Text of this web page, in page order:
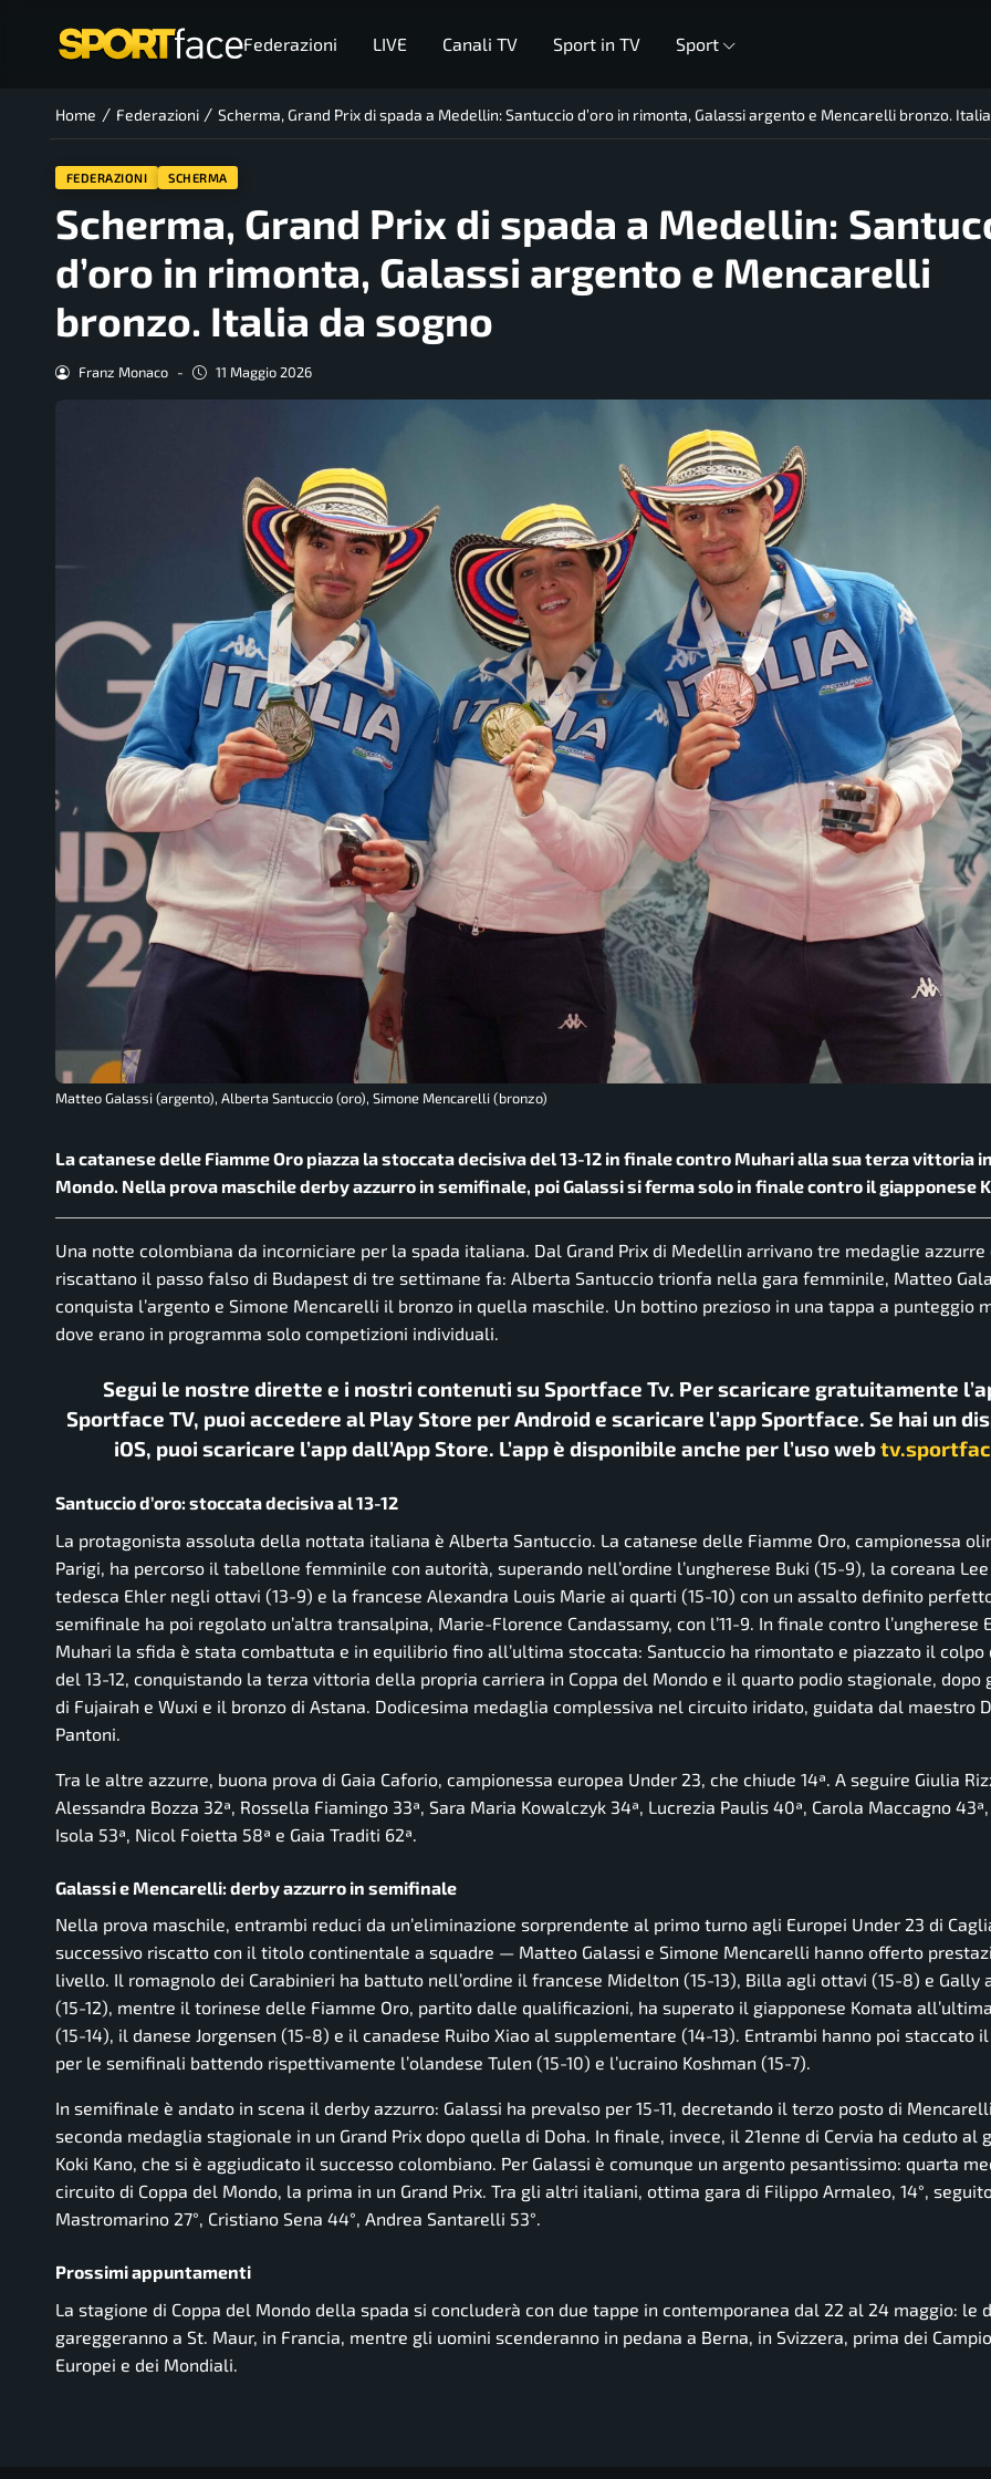
Federazioni LIVE Canali TV Sport in TV Sport
Home / Federazioni / Scherma, Grand Prix di spada a Medellin: Santuccio d’oro in rimonta, Galassi argento e Mencarelli bronzo.
FEDERAZIONI SCHERMA
Scherma, Grand Prix di spada a Medellin:
d’oro in rimonta, Galassi argento e Mencarelli
bronzo. Italia da sogno
Franz Monaco - 11 Maggio 2026
Matteo Galassi (argento), Alberta Santuccio (oro), Simone Mencarelli (bronzo)
La catanese delle Fiamme Oro piazza la stoccata decisiva del 13-12 in finale contro Muhari alla sua terza vittoria
Mondo. Nella prova maschile derby azzurro in semifinale, poi Galassi si ferma solo in finale contro il giapponese
Una notte colombiana da incorniciare per la spada italiana. Dal Grand Prix di Medellin arrivano tre medaglie azzurre
riscattano il passo falso di Budapest di tre settimane fa: Alberta Santuccio trionfa nella gara femminile, Matteo
conquista l’argento e Simone Mencarelli il bronzo in quella maschile. Un bottino prezioso in una tappa a punteggio
dove erano in programma solo competizioni individuali.
Segui le nostre dirette e i nostri contenuti su Sportface Tv. Per scaricare gratuitamente
Sportface TV, puoi accedere al Play Store per Android e scaricare l’app Sportface. Se hai un
iOS, puoi scaricare l’app dall’App Store. L’app è disponibile anche per l’uso web
Santuccio d’oro: stoccata decisiva al 13-12
La protagonista assoluta della nottata italiana è Alberta Santuccio. La catanese delle Fiamme Oro, campionessa
Parigi, ha percorso il tabellone femminile con autorità, superando nell’ordine l’ungherese Buki (15-9), la coreana Lee
tedesca Ehler negli ottavi (13-9) e la francese Alexandra Louis Marie ai quarti (15-10) con un assalto definito
semifinale ha poi regolato un’altra transalpina, Marie-Florence Candassamy, con l’11-9. In finale contro l’ungherese
Muhari la sfida è stata combattuta e in equilibrio fino all’ultima stoccata: Santuccio ha rimontato e piazzato il colpo
del 13-12, conquistando la terza vittoria della propria carriera in Coppa del Mondo e il quarto podio stagionale, dopo
di Fujairah e Wuxi e il bronzo di Astana. Dodicesima medaglia complessiva nel circuito iridato, guidata dal maestro
Pantoni.
Tra le altre azzurre, buona prova di Gaia Caforio, campionessa europea Under 23, che chiude 14ª. A seguire Giulia
Alessandra Bozza 32ª, Rossella Fiamingo 33ª, Sara Maria Kowalczyk 34ª, Lucrezia Paulis 40ª, Carola Maccagno
Isola 53ª, Nicol Foietta 58ª e Gaia Traditi 62ª.
Galassi e Mencarelli: derby azzurro in semifinale
Nella prova maschile, entrambi reduci da un’eliminazione sorprendente al primo turno agli Europei Under 23 di
successivo riscatto con il titolo continentale a squadre — Matteo Galassi e Simone Mencarelli hanno offerto
livello. Il romagnolo dei Carabinieri ha battuto nell’ordine il francese Midelton (15-13), Billa agli ottavi (15-8) e Gally
(15-12), mentre il torinese delle Fiamme Oro, partito dalle qualificazioni, ha superato il giapponese Komata
(15-14), il danese Jorgensen (15-8) e il canadese Ruibo Xiao al supplementare (14-13). Entrambi hanno poi staccato
per le semifinali battendo rispettivamente l’olandese Tulen (15-10) e l’ucraino Koshman (15-7).
In semifinale è andato in scena il derby azzurro: Galassi ha prevalso per 15-11, decretando il terzo posto di
seconda medaglia stagionale in un Grand Prix dopo quella di Doha. In finale, invece, il 21enne di Cervia ha ceduto al
Koki Kano, che si è aggiudicato il successo colombiano. Per Galassi è comunque un argento pesantissimo: quarta
circuito di Coppa del Mondo, la prima in un Grand Prix. Tra gli altri italiani, ottima gara di Filippo Armaleo, 14°,
Mastromarino 27°, Cristiano Sena 44°, Andrea Santarelli 53°.
Prossimi appuntamenti
La stagione di Coppa del Mondo della spada si concluderà con due tappe in contemporanea dal 22 al 24 maggio: le
gareggeranno a St. Maur, in Francia, mentre gli uomini scenderanno in pedana a Berna, in Svizzera, prima dei
Europei e dei Mondiali.